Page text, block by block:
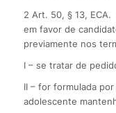
2 Art. 50, § 13,
em favor de
previamente nos
I – se tratar de
II – for formulada
adolescente